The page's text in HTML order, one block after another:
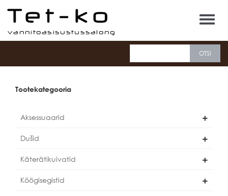
Tet-ko
Tootekategooria
Aksessuaarid
Dušid
Käterätikuivatid
Köögisegistid